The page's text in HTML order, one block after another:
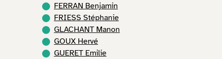
FERRAN Benjamin
FRIESS Stéphanie
GLACHANT Manon
GOUX Hervé
GUERET Emilie